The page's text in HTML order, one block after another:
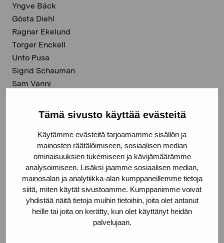
Tämä sivusto käyttää evästeitä
Käytämme evästeitä tarjoamamme sisällön ja
mainosten räätälöimiseen, sosiaalisen median
ominaisuuksien tukemiseen ja kävijämäärämme
analysoimiseen. Lisäksi jaamme sosiaalisen median,
mainosalan ja analytiikka-alan kumppaneillemme tietoja
siitä, miten käytät sivustoamme. Kumppanimme voivat
yhdistää näitä tietoja muihin tietoihin, joita olet antanut
heille tai joita on kerätty, kun olet käyttänyt heidän
palvelujaan.
Yngve Bäck
Gösta Diehl
Ragnar Ekelund
Torger Enckell
Unto Pusa
Sigrid Schauman
Sam Vanni
Virtuell guidning till utställningen
Dela:
Facebook
Linkedin